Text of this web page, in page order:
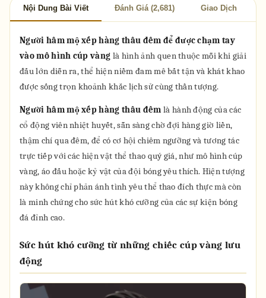
Nội Dung Bài Viết Đánh Giá (2,681) Giao Dịch
Người hâm mộ xếp hàng thâu đêm để được chạm tay
vào mô hình cúp vàng là hình ảnh quen thuộc mỗi khi giải
đấu lớn diễn ra, thể hiện niềm đam mê bất tận và khát khao
được sống trọn khoảnh khắc lịch sử cùng thần tượng.
Người hâm mộ xếp hàng thâu đêm là hành động của các
cổ động viên nhiệt huyết, sẵn sàng chờ đợi hàng giờ liền,
thậm chí qua đêm, để có cơ hội chiêm ngưỡng và tương tác
trực tiếp với các hiện vật thể thao quý giá, như mô hình cúp
vàng, áo đấu hoặc kỷ vật của đội bóng yêu thích. Hiện tượng
này không chỉ phản ánh tình yêu thể thao đích thực mà còn
là minh chứng cho sức hút khó cưỡng của các sự kiện bóng
đá đỉnh cao.
Sức hút khó cưỡng từ những chiếc cúp vàng lưu
động